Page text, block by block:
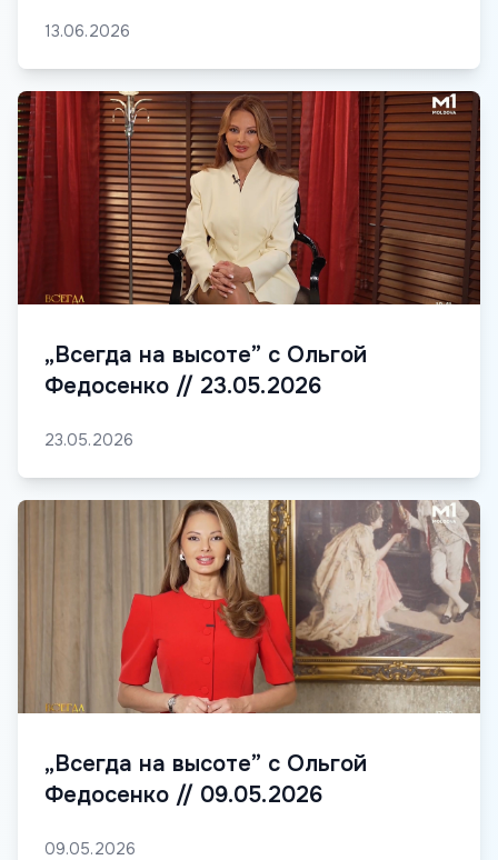
13.06.2026
„Всегда на высоте” с Ольгой
Федосенко // 23.05.2026
23.05.2026
„Всегда на высоте” с Ольгой
Федосенко // 09.05.2026
09.05.2026